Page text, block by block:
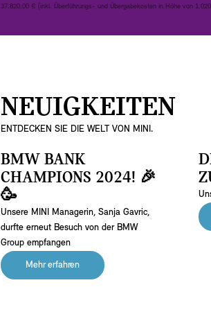
37.820,00 € (inkl. Überführungs- und Übergabekosten in Höhe von
NEUIGKEITEN
ENTDECKEN SIE DIE WELT VON MINI.
BMW BANK
CHAMPIONS 2024! 🎉
🥳
Unsere MINI Managerin, Sanja Gavric,
durfte erneut Besuch von der BMW
Group empfangen
Mehr erfahren